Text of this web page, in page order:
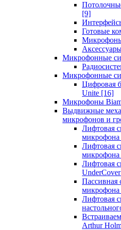
[9]
Готовые
Микрофонные
Микрофонные
Цифровая
Unite [16]
Микрофоны
Выдвижные
микрофонов и
Лифтовая
микрофона
Лифтовая
микрофона
Лифтовая
UnderCover
Пассивная
микрофона
Лифтовая
Arthur